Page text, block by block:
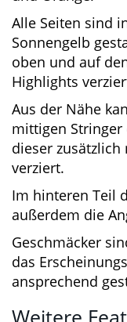
Design
Bei der
(8′) Modells
und Orange.
Alle Seiten sind
Sonnengelb
oben und auf
Highlights verziert.
Aus der Nähe
mittigen Stringer
ist dieser
Schriftzug
Im hinteren Teil
außerdem die